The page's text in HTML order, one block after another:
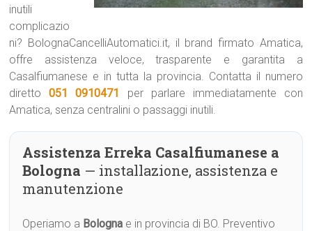
inutili
complicazio
ni? BolognaCancelliAutomatici.it, il brand firmato Amatica,
offre assistenza veloce, trasparente e garantita a
Casalfiumanese e in tutta la provincia. Contatta il numero
diretto051 0910471
per parlare immediatamente con
Amatica, senza centralini o passaggi inutili.
Assistenza Erreka Casalfiumanese a
Bologna — installazione, assistenza e
manutenzione
Operiamo a Bologna e in provincia di BO. Preventivo